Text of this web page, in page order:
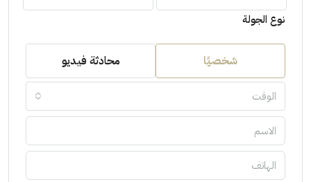
نوع الجولة
شخصيًا محادثة فيديو
الوقت